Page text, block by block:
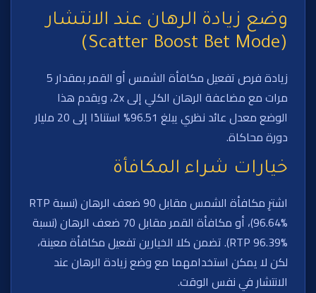
وضع زيادة الرهان عند الانتشار
(Scatter Boost Bet Mode)
زيادة فرص تفعيل مكافأة الشمس أو القمر بمقدار 5
مرات مع مضاعفة الرهان الكلي إلى 2x، ويقدم هذا
الوضع معدل عائد نظري يبلغ 96.51% استنادًا إلى 20 مليار
دورة محاكاة.
خيارات شراء المكافأة
اشترِ مكافأة الشمس مقابل 90 ضعف الرهان (نسبة RTP
96.64%)، أو مكافأة القمر مقابل 70 ضعف الرهان (نسبة
RTP 96.39%). تضمن كلا الخيارين تفعيل مكافأة معينة،
لكن لا يمكن استخدامهما مع وضع زيادة الرهان عند
الانتشار في نفس الوقت.